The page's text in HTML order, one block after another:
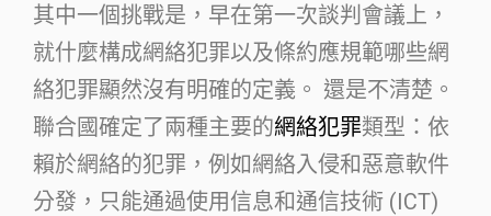
其中一個挑戰是，早在第一次談判會議上，
就什麼構成網絡犯罪以及條約應規範哪些網
絡犯罪顯然沒有明確的定義。 還是不清楚。
聯合國確定了兩種主要的網絡犯罪類型：依
賴於網絡的犯罪，例如網絡入侵和惡意軟件
分發，只能通過使用信息和通信技術 (ICT)